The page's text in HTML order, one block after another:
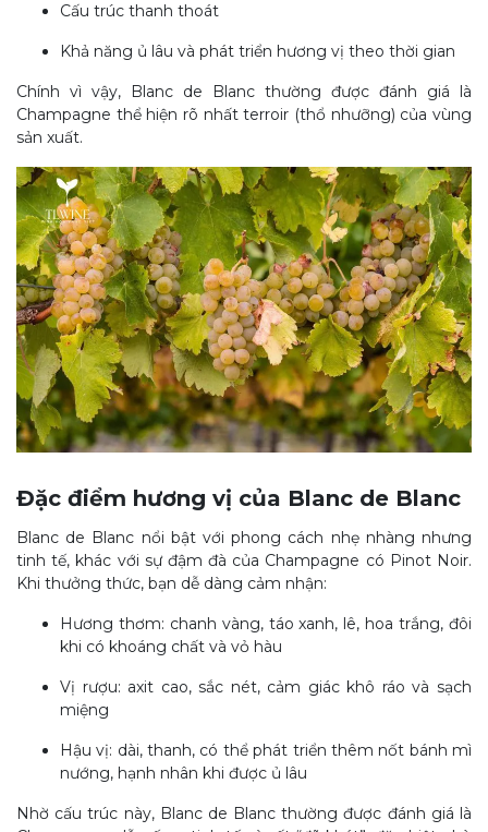
Cấu trúc thanh thoát
Khả năng ủ lâu và phát triển hương vị theo thời gian
Chính vì vậy, Blanc de Blanc thường được đánh giá là
Champagne thể hiện rõ nhất terroir (thổ nhưỡng) của vùng
sản xuất.
Đặc điểm hương vị của Blanc de Blanc
Blanc de Blanc nổi bật với phong cách nhẹ nhàng nhưng
tinh tế, khác với sự đậm đà của Champagne có Pinot Noir.
Khi thưởng thức, bạn dễ dàng cảm nhận:
Hương thơm: chanh vàng, táo xanh, lê, hoa trắng, đôi
khi có khoáng chất và vỏ hàu
Vị rượu: axit cao, sắc nét, cảm giác khô ráo và sạch
miệng
Hậu vị: dài, thanh, có thể phát triển thêm nốt bánh mì
nướng, hạnh nhân khi được ủ lâu
Nhờ cấu trúc này, Blanc de Blanc thường được đánh giá là